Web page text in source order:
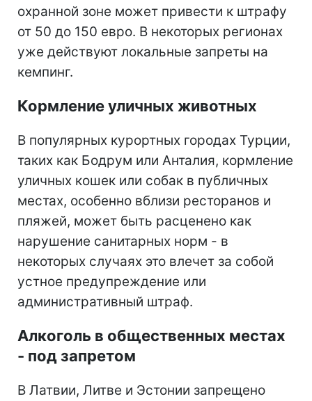
охранной зоне может привести к штрафу
от 50 до 150 евро. В некоторых регионах
уже действуют локальные запреты на
кемпинг.
Кормление уличных животных
В популярных курортных городах Турции,
таких как Бодрум или Анталия, кормление
уличных кошек или собак в публичных
местах, особенно вблизи ресторанов и
пляжей, может быть расценено как
нарушение санитарных норм - в
некоторых случаях это влечет за собой
устное предупреждение или
административный штраф.
Алкоголь в общественных местах
- под запретом
В Латвии, Литве и Эстонии запрещено